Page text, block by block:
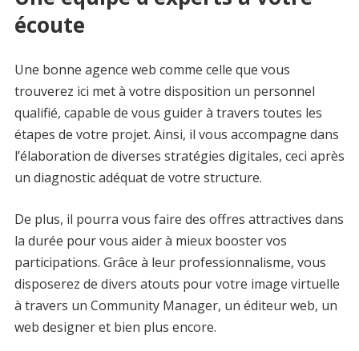
écoute
Une bonne agence web comme celle que vous
trouverez ici met à votre disposition un personnel
qualifié, capable de vous guider à travers toutes les
étapes de votre projet. Ainsi, il vous accompagne dans
l’élaboration de diverses stratégies digitales, ceci après
un diagnostic adéquat de votre structure.
De plus, il pourra vous faire des offres attractives dans
la durée pour vous aider à mieux booster vos
participations. Grâce à leur professionnalisme, vous
disposerez de divers atouts pour votre image virtuelle
à travers un Community Manager, un éditeur web, un
web designer et bien plus encore.